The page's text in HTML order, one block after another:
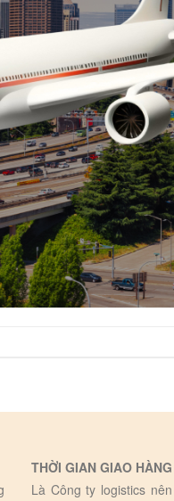
THỜI GIAN GIAO HÀNG
Là Công ty logistics